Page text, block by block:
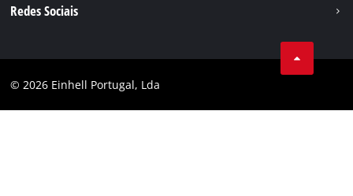
Carreira
Conformidade
Redes Sociais
Instagram
© 2026 Einhell Portugal, Lda